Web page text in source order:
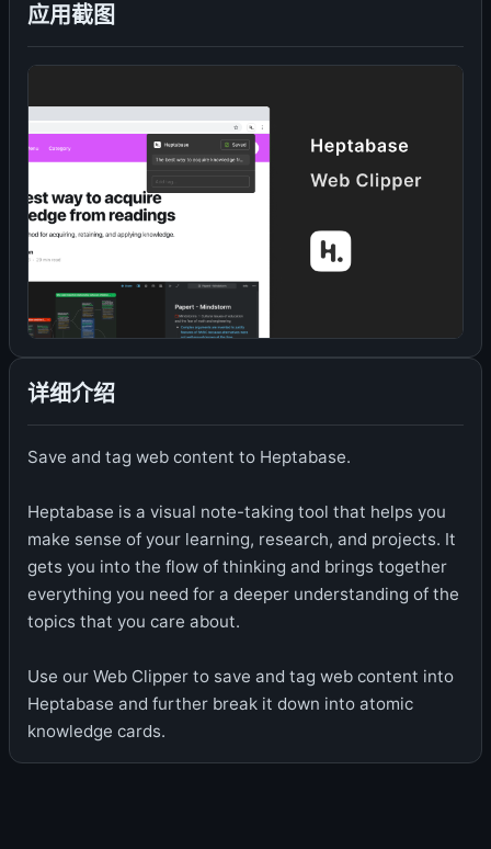
应用截图
详细介绍
Save and tag web content to Heptabase.
Heptabase is a visual note-taking tool that helps you
make sense of your learning, research, and projects. It
gets you into the flow of thinking and brings together
everything you need for a deeper understanding of the
topics that you care about.
Use our Web Clipper to save and tag web content into
Heptabase and further break it down into atomic
knowledge cards.